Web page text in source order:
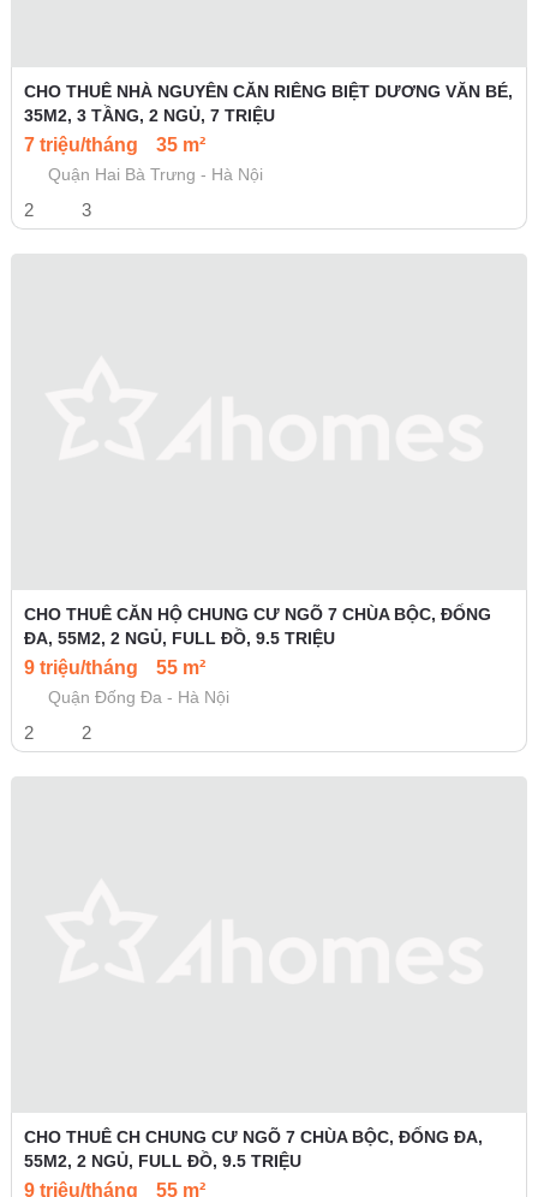
CHO THUÊ NHÀ NGUYÊN CĂN RIÊNG BIỆT DƯƠNG VĂN BÉ,
35M2, 3 TẦNG, 2 NGỦ, 7 TRIỆU
7 triệu/tháng 35 m²
Quận Hai Bà Trưng - Hà Nội
2 3
CHO THUÊ CĂN HỘ CHUNG CƯ NGÕ 7 CHÙA BỘC, ĐỐNG
ĐA, 55M2, 2 NGỦ, FULL ĐỒ, 9.5 TRIỆU
9 triệu/tháng 55 m²
Quận Đống Đa - Hà Nội
2 2
CHO THUÊ CH CHUNG CƯ NGÕ 7 CHÙA BỘC, ĐỐNG ĐA,
55M2, 2 NGỦ, FULL ĐỒ, 9.5 TRIỆU
9 triệu/tháng 55 m²